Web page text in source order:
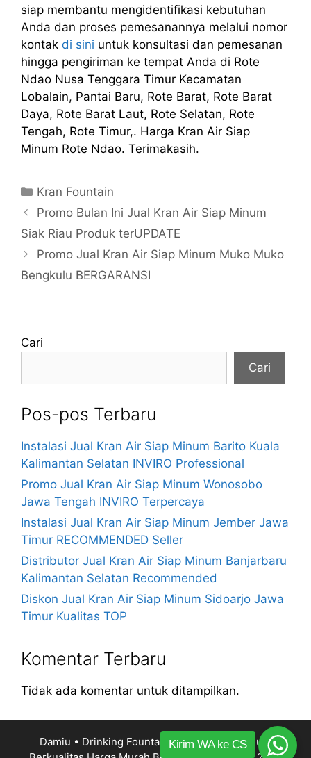
siap membantu mengidentifikasi kebutuhan
Anda dan proses pemesanannya melalui nomor
kontak di sini untuk konsultasi dan pemesanan
hingga pengiriman ke tempat Anda di Rote
Ndao Nusa Tenggara Timur Kecamatan
Lobalain, Pantai Baru, Rote Barat, Rote Barat
Daya, Rote Barat Laut, Rote Selatan, Rote
Tengah, Rote Timur,. Harga Kran Air Siap
Minum Rote Ndao. Terimakasih.
Kategori
Kran Fountain
Promo Bulan Ini Jual Kran Air Siap Minum
Siak Riau Produk terUPDATE
Promo Jual Kran Air Siap Minum Muko Muko
Bengkulu BERGARANSI
Cari
Cari
Pos-pos Terbaru
Instalasi Jual Kran Air Siap Minum Barito Kuala
Kalimantan Selatan INVIRO Professional
Promo Jual Kran Air Siap Minum Wonosobo
Jawa Tengah INVIRO Terpercaya
Instalasi Jual Kran Air Siap Minum Jember Jawa
Timur RECOMMENDED Seller
Distributor Jual Kran Air Siap Minum Banjarbaru
Kalimantan Selatan Recommended
Diskon Jual Kran Air Siap Minum Sidoarjo Jawa
Timur Kualitas TOP
Komentar Terbaru
Tidak ada komentar untuk ditampilkan.
Damiu • Drinking Fountain Kran Air Siap Minum
Kirim WA ke CS